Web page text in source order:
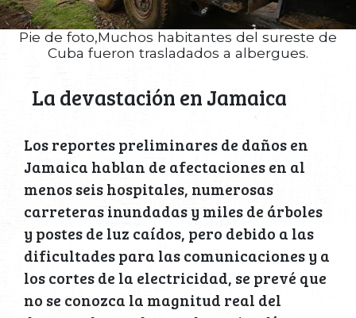
Pie de foto,Muchos habitantes del sureste de
Cuba fueron trasladados a albergues.
La devastación en Jamaica
Los reportes preliminares de daños en
Jamaica hablan de afectaciones en al
menos seis hospitales, numerosas
carreteras inundadas y miles de árboles
y postes de luz caídos, pero debido a las
dificultades para las comunicaciones y a
los cortes de la electricidad, se prevé que
no se conozca la magnitud real del